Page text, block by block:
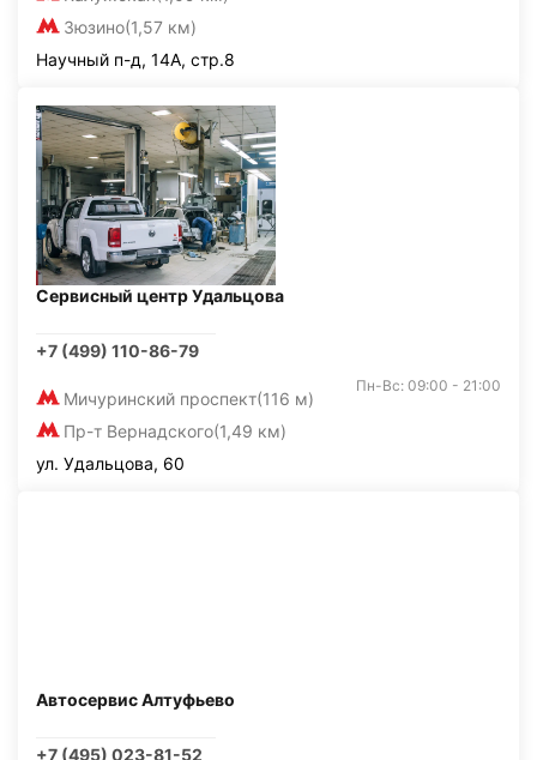
Зюзино(1,57 км)
Научный п-д, 14А, стр.8
Сервисный центр Удальцова
+7 (499) 110-86-79
Мичуринский проспект(116 м)
Пр-т Вернадского(1,49 км)
Пн-Вс: 09:00 - 21:00
ул. Удальцова, 60
Автосервис Алтуфьево
+7 (495) 023-81-52